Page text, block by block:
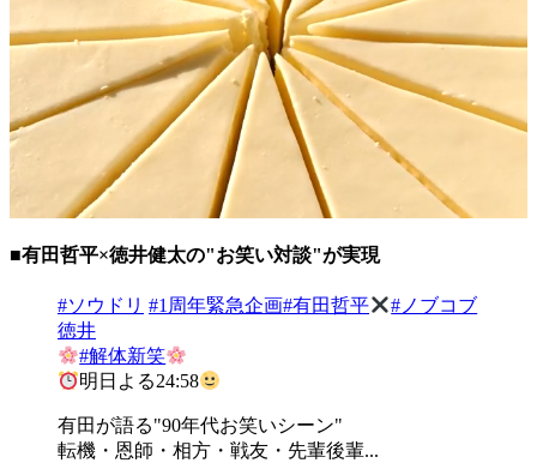
■有田哲平×徳井健太の"お笑い対談"が実現
#ソウドリ #1周年緊急企画#有田哲平
#ノブコブ
徳井
#解体新笑
明日よる24:58
有田が語る"90年代お笑いシーン"
転機・恩師・相方・戦友・先輩後輩...